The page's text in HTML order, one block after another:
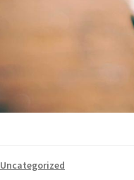
Uncategorized